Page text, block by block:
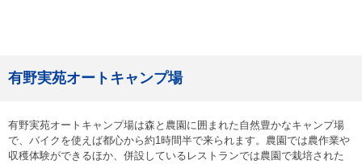
有野実苑オートキャンプ場
有野実苑オートキャンプ場は森と農園に囲まれた自然豊かなキャンプ場
で、バイクを使えば都心から約1時間半で来られます。農園では農作業や
収穫体験ができるほか、併設しているレストランでは農園で栽培された